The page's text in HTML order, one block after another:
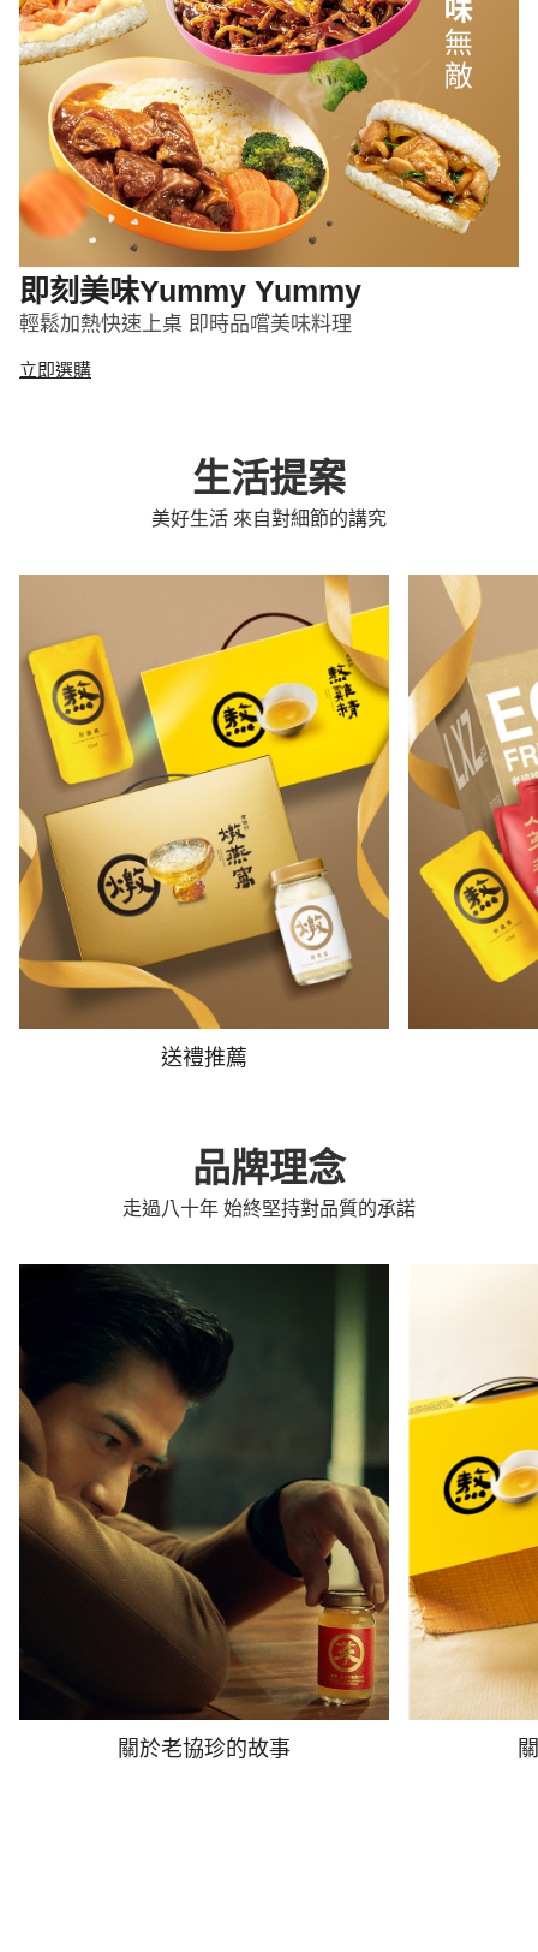
即刻美味Yummy Yummy
輕鬆加熱快速上桌 即時品嚐美味料理
立即選購
生活提案
美好生活 來自對細節的講究
送禮推薦
品牌理念
走過八十年 始終堅持對品質的承諾
關於老協珍的故事